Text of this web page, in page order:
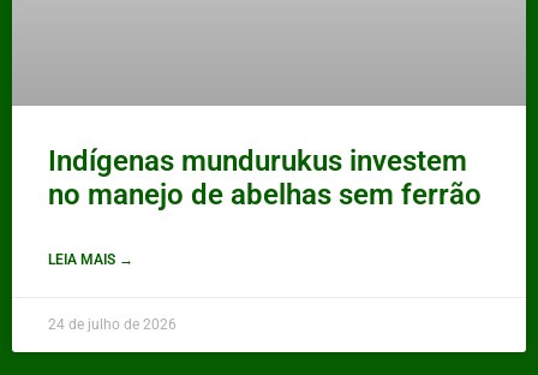
Indígenas mundurukus investem
no manejo de abelhas sem ferrão
LEIA MAIS →
24 de julho de 2026